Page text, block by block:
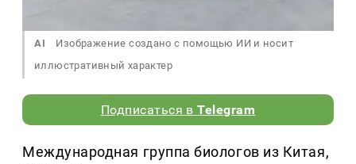
AI
Изображение создано с помощью ИИ и носит
иллюстративный характер
Подписаться вTelegram
Международная группа биологов из Китая,